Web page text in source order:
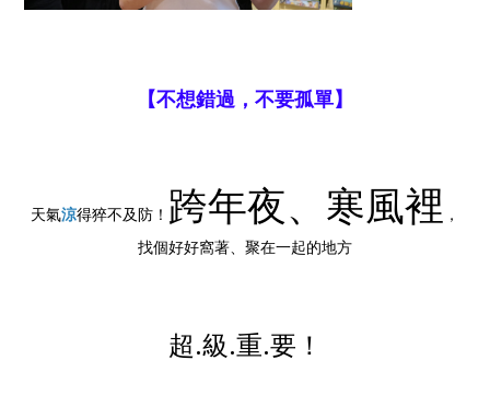
【不想錯過，不要孤單】
天氣涼得猝不及防！ 跨年夜、寒風裡 ，
找個好好窩著、聚在一起的地方
超.級.重.要！